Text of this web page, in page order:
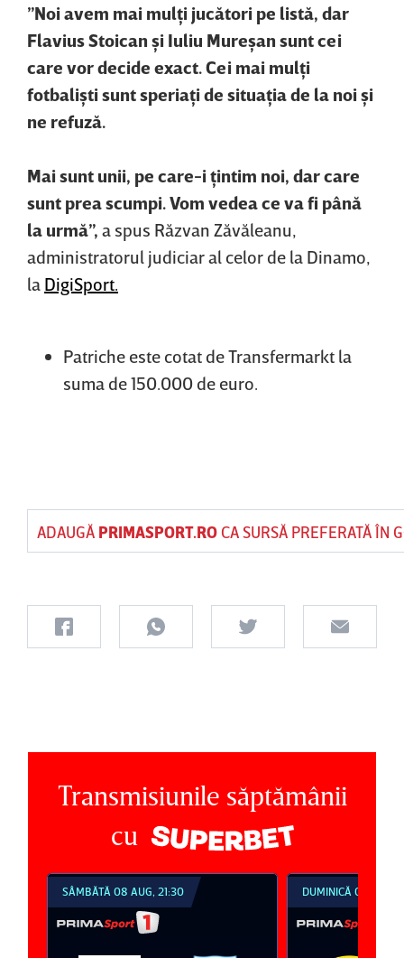
”Noi avem mai mulţi jucători pe listă, dar
Flavius Stoican şi Iuliu Mureşan sunt cei
care vor decide exact. Cei mai mulţi
fotbalişti sunt speriaţi de situaţia de la noi şi
ne refuză.
Mai sunt unii, pe care-i ţintim noi, dar care
sunt prea scumpi. Vom vedea ce va fi până
la urmă”, a spus Răzvan Zăvăleanu,
administratorul judiciar al celor de la Dinamo,
la DigiSport.
Patriche este cotat de Transfermarkt la
suma de 150.000 de euro.
ADAUGĂ PRIMASPORT.ROCA SURSĂ PREFERATĂ ÎN
Transmisiunile săptămânii
cu
SÂMBĂTĂ 08 AUG, 21:30 DUMINICĂ 09 AUG,